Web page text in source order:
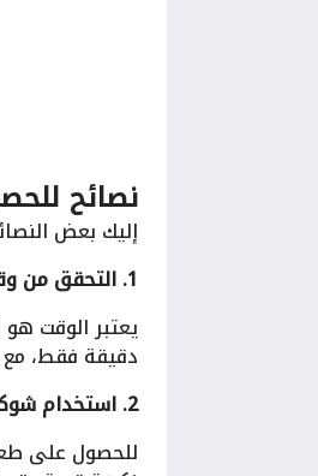
نصائح
إليك بعض
1. التحقق من وقت الخبز بدقة:
دقيقة فقط، مع
2. استخدام شوكولاتة ذات جودة عالية: